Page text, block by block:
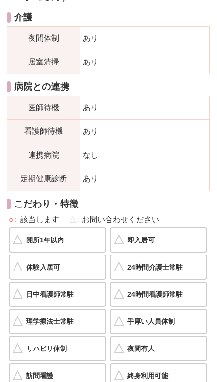
介護
夜間体制 あり
居室清掃 あり
病院との連携
医師待機 あり
看護師待機 あり
連携病院 なし
定期健康診断 あり
こだわり・特徴
○ 該当します △ お問い合わせください
開所1年以内 即入居可
体験入居可 24時間介護士常駐
日中看護師常駐 24時間看護師常駐
理学療法士常駐 手厚い人員体制
リハビリ体制 夜間有人
訪問看護 終身利用可能